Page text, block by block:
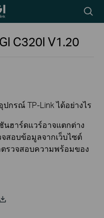
icon
C320I V1.20
กรณ์ TP-Link ได้อย่างไร
นฮาร์ดแวร์อาจแตกต่าง
สอบข้อมูลจากเว็บไซต์
รวจสอบความพร้อมของ